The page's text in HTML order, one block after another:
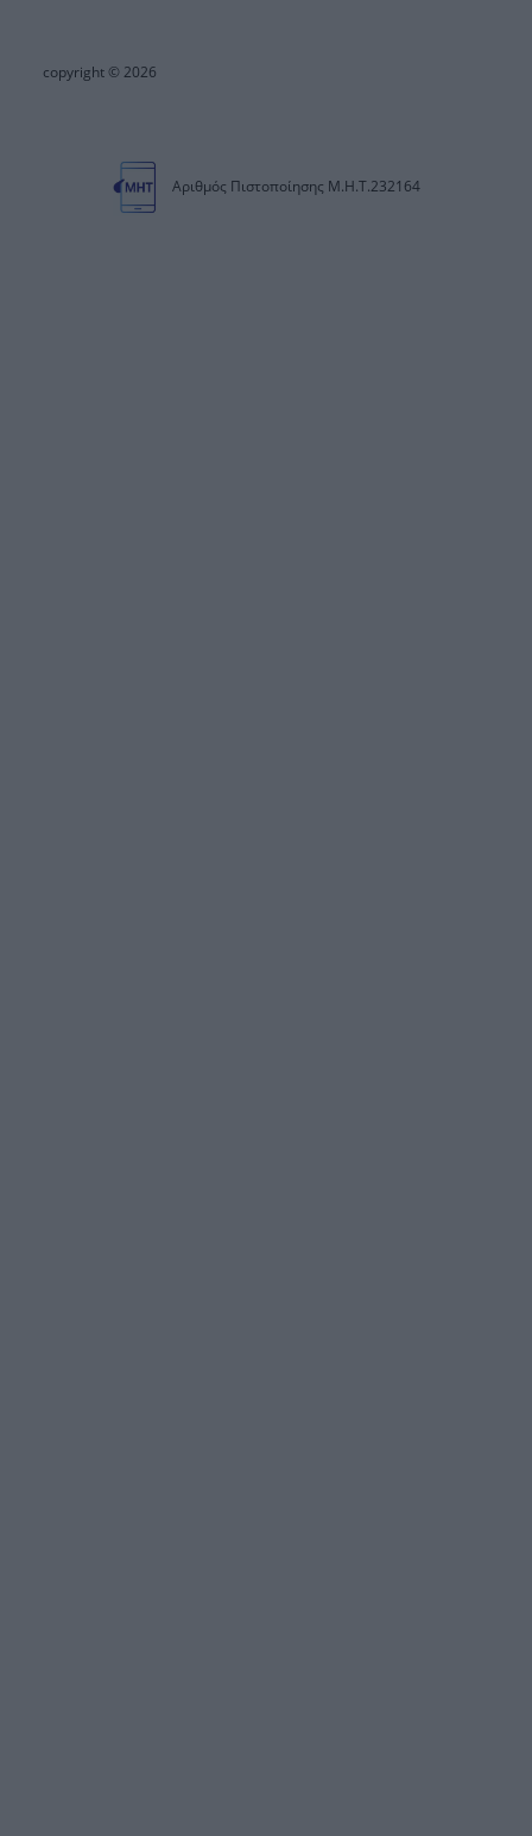
copyright © 2026
Αριθμός Πιστοποίησης Μ.Η.Τ.232164